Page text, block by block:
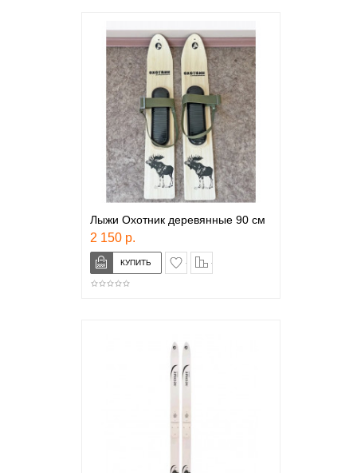
Лыжи Охотник деревянные 90 см
2 150 р.
в закладки